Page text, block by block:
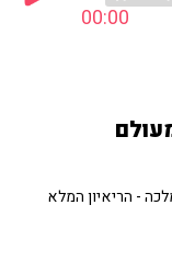
00:00
- הריאיון המלא